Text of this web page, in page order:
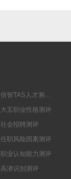
大五职业性格测评
社会招聘测评
任职风险因素测评
职业认知能力测评
高潜识别测评